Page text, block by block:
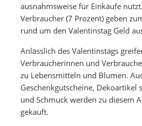
ausnahmsweise für Einkäufe
Verbraucher (7 Prozent) geben
rund um den Valentinstag Geld
Anlässlich des Valentinstags
Verbraucherinnen und
zu Lebensmitteln und Blumen.
Geschenkgutscheine, Dekoartikel
und Schmuck werden zu diesem
gekauft.